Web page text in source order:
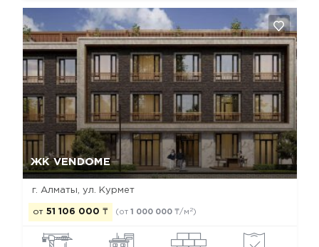
ЖК VENDOME
г. Алматы, ул. Курмет
от 51 106 000 ₸ (от 1 000 000 ₸/м 2)